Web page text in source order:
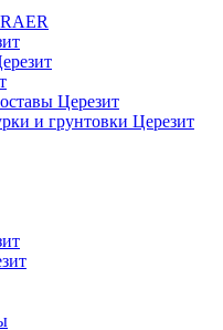
Церезит
и грунтовки Церезит